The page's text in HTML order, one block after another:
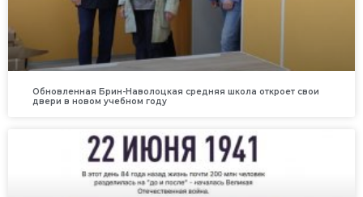
Обновленная Брин-Наволоцкая средняя школа откроет свои
двери в новом учебном году